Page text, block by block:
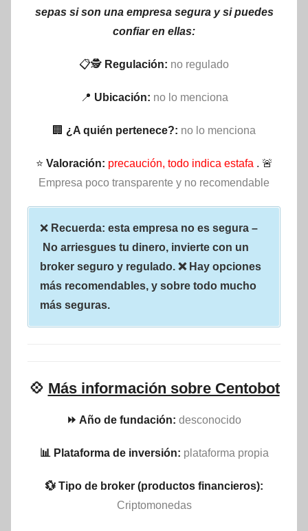
sepas si son una empresa segura y si puedes
confiar en ellas:
📋🕵 Regulación: no regulado
📍 Ubicación: no lo menciona
🏢 ¿A quién pertenece?: no lo menciona
⭐ Valoración: precaución, todo indica estafa . 🚨
Empresa poco transparente y no recomendable
❌ Recuerda: esta empresa no es segura –
No arriesgues tu dinero, invierte con un
broker seguro y regulado. ❌ Hay opciones
más recomendables, y sobre todo mucho
más seguras.
💠 Más información sobre Centobot
⏩ Año de fundación: desconocido
📊 Plataforma de inversión: plataforma propia
💱 Tipo de broker (productos financieros):
Criptomonedas